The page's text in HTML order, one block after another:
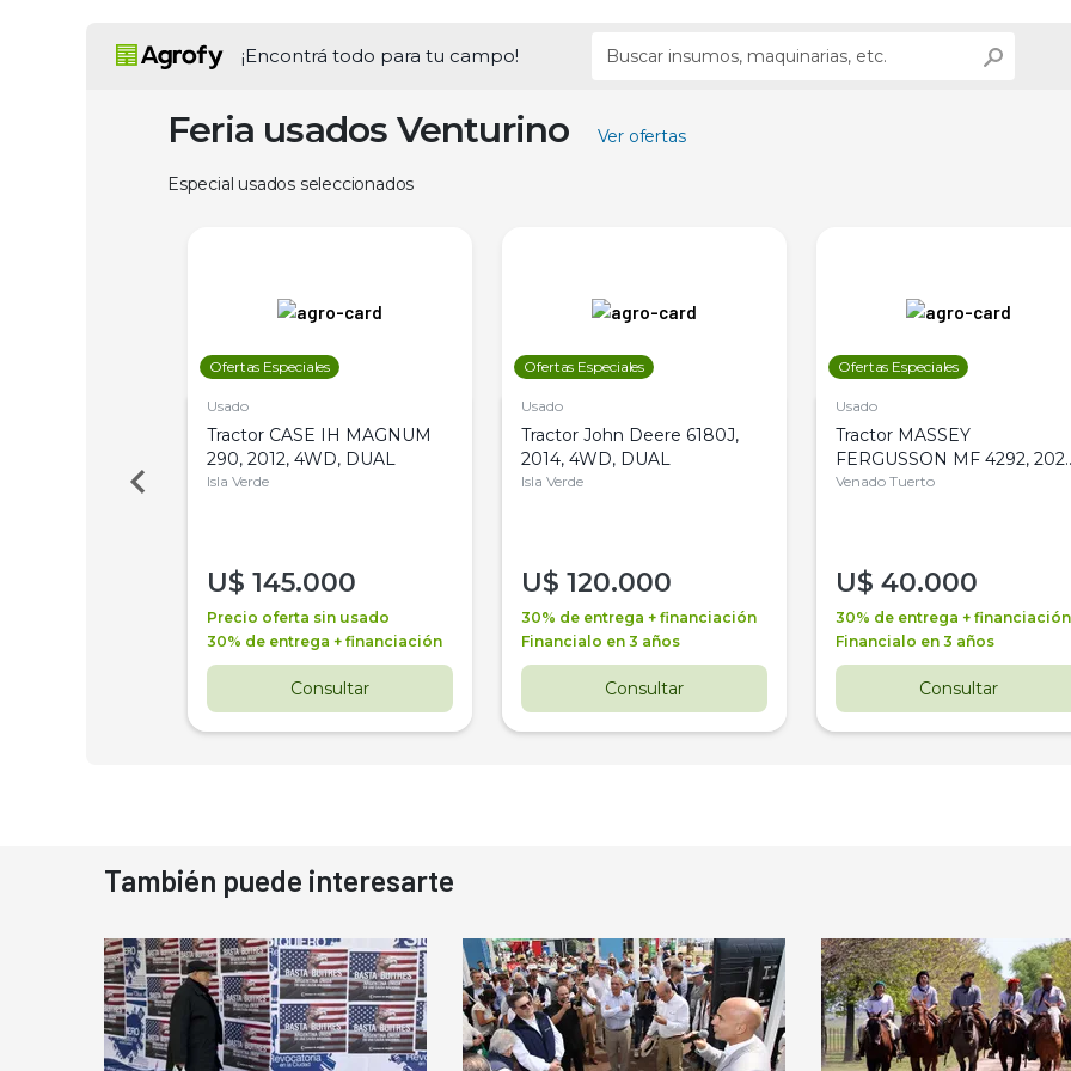
¡Encontrá todo para tu campo!
Feria usados Venturino Ver ofertas
Especial usados seleccionados
Ofertas Especiales
Usado
Tractor CASE IH MAGNUM
290, 2012, 4WD, DUAL
Isla Verde
U$ 145.000
Precio oferta sin usado
30% de entrega + financiación
Consultar
Ofertas Especiales
Usado
Tractor John Deere 6180J,
2014, 4WD, DUAL
Isla Verde
U$ 120.000
30% de entrega + financiación
Financialo en 3 años
Consultar
Ofertas Especiales
Usado
Tractor MASSEY
FERGUSSON MF 4292,
4WD, PATON
Venado Tuerto
U$ 40.000
30% de entrega + financiación
Financialo en 3 años
Consultar
También puede interesarte